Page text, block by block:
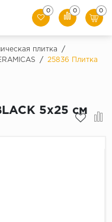
0 0 0
плитка
/
/
25836 Плитка
5x25 см